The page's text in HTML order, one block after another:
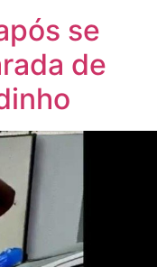
se
de